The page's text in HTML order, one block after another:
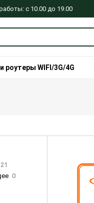
с 10.00 до 19.00
роутеры WIFI/3G/4G
21
0